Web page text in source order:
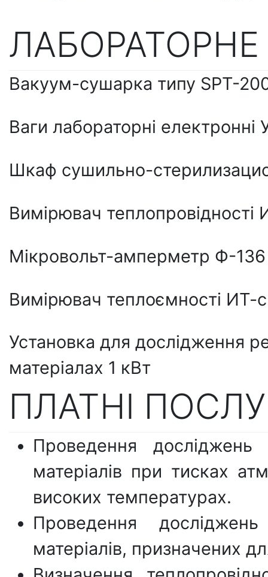
Вакуум-сушарка типу SPT-
Ваги лабораторні
Шкаф сушильно-
Вимірювач
Мікровольт-амперметр Ф-136
Вимірювач теплоємності ИТ-
Установка для дослідження
матеріалах 1 кВт
ПЛАТНІ
Проведення досліджень
матеріалів при тисках
високих температурах.
Проведення
матеріалів, призначених